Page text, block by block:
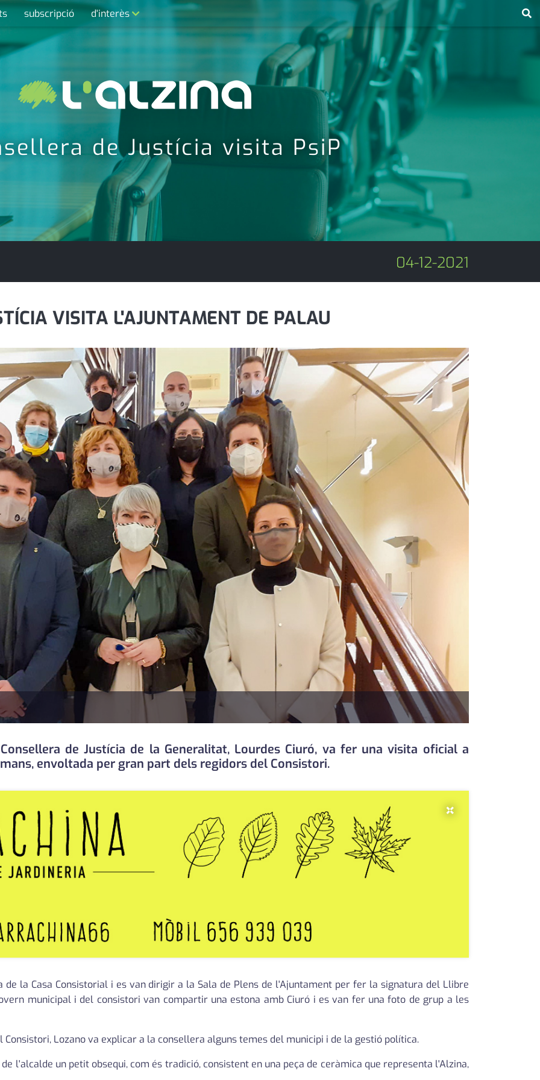
subscripció d'interès
telèfons
calendari
de Justícia visita PsiP
04-12-2021
VISITA L'AJUNTAMENT DE PALAU
de Justícia de la Generalitat, Lourdes Ciuró, va fer una visita oficial a
envoltada per gran part dels regidors del Consistori.
×
de la Casa Consistorial i es van dirigir a la Sala de Plens de l'Ajuntament per fer la signatura del Llibre
municipal i del consistori van compartir una estona amb Ciuró i es van fer una foto de grup a les
Lozano va explicar a la consellera alguns temes del municipi i de la gestió política.
l'alcalde un petit obsequi, com és tradició, consistent en una peça de ceràmica que representa l'Alzina,